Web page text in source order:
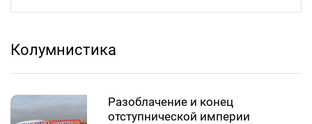
Колумнистика
Разоблачение и конец
отступнической империи